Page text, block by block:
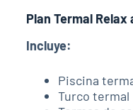
Plan Termal Relax
Incluye:
Piscina
Turco termal